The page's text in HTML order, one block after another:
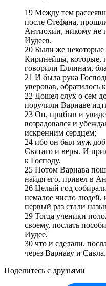
19 Между тем
после Стефана,
Антиохии, никому не
Иудеев.
20 Были же
Киринейцы, которые,
говорили Еллинам,
21 И была рука
уверовав, обратилось
22 Дошел слух о сем
поручили Варнаве
23 Он, прибыв и
возрадовался и
искренним сердцем;
24 ибо он был муж
Святаго и веры. И
к Господу.
25 Потом Варнава
найдя его, привел в
26 Целый год
немалое число
первый раз стали
29 Тогда ученики
своему, послать
Иудее,
30 что и сделали,
через Варнаву и Савла.
Поделитесь с друзьями